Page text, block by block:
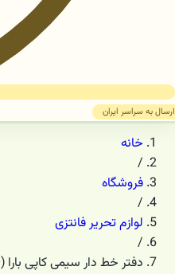
ارسال به سراسر ایران
خانه
/
فروشگاه
/
لوازم تحریر فانتزی
/
دفتر خط دار سیمی کاپی بارا (60 برگ)